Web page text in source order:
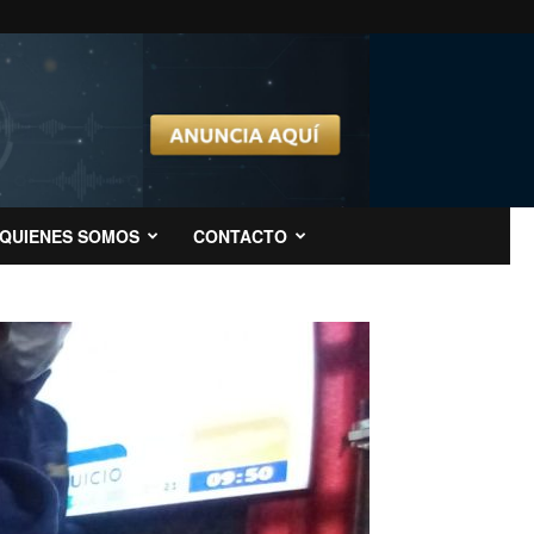
QUIENES SOMOS CONTACTO